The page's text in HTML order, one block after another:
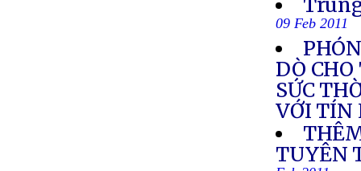
09 Feb 2011
DÒ
SỨC
VỚI TÍN
TUYÊN